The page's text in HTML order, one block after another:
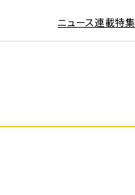
ニュース連載特